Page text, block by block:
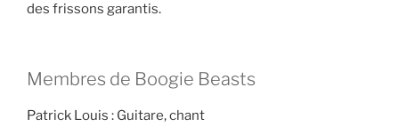
des frissons garantis.
Membres de Boogie Beasts
Patrick Louis : Guitare, chant